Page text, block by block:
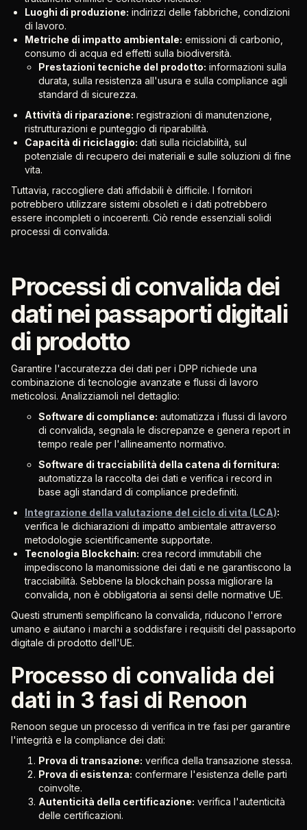
Luoghi di produzione: indirizzi delle fabbriche, condizioni
di lavoro.
Metriche di impatto ambientale: emissioni di carbonio,
consumo di acqua ed effetti sulla biodiversità.
Prestazioni tecniche del prodotto: informazioni sulla
durata, sulla resistenza all'usura e sulla compliance agli
standard di sicurezza.
Attività di riparazione: registrazioni di manutenzione,
ristrutturazioni e punteggio di riparabilità.
Capacità di riciclaggio: dati sulla riciclabilità, sul
potenziale di recupero dei materiali e sulle soluzioni di fine
vita.
Tuttavia, raccogliere dati affidabili è difficile. I fornitori
potrebbero utilizzare sistemi obsoleti e i dati potrebbero
essere incompleti o incoerenti. Ciò rende essenziali solidi
processi di convalida.
Processi di convalida dei
dati nei passaporti digitali
di prodotto
Garantire l'accuratezza dei dati per i DPP richiede una
combinazione di tecnologie avanzate e flussi di lavoro
meticolosi. Analizziamoli nel dettaglio:
Software di compliance: automatizza i flussi di lavoro
di convalida, segnala le discrepanze e genera report in
tempo reale per l'allineamento normativo.
Software di tracciabilità della catena di fornitura:
automatizza la raccolta dei dati e verifica i record in
base agli standard di compliance predefiniti.
Integrazione della valutazione del ciclo di vita (LCA):
verifica le dichiarazioni di impatto ambientale attraverso
metodologie scientificamente supportate.
Tecnologia Blockchain: crea record immutabili che
impediscono la manomissione dei dati e ne garantiscono la
tracciabilità. Sebbene la blockchain possa migliorare la
convalida, non è obbligatoria ai sensi delle normative UE.
Questi strumenti semplificano la convalida, riducono l'errore
umano e aiutano i marchi a soddisfare i requisiti del passaporto
digitale di prodotto dell'UE.
Processo di convalida dei
dati in 3 fasi di Renoon
Renoon segue un processo di verifica in tre fasi per garantire
l'integrità e la compliance dei dati:
Prova di transazione: verifica della transazione stessa.
Prova di esistenza: confermare l'esistenza delle parti
coinvolte.
Autenticità della certificazione: verifica l'autenticità
delle certificazioni.